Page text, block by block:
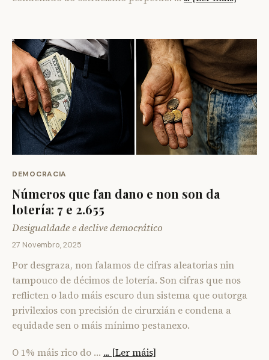
DEMOCRACIA
Números que fan dano e non son da
lotería: 7 e 2.655
Desigualdade e declive democrático
27 Novembro, 2025
Por desgraza, non falamos de cifras aleatorias nin
tampouco de décimos de lotería. Son cifras que nos
reflicten o lado máis escuro dun sistema que outorga
privilexios con precisión de cirurxián e condena a
equidade sen o máis mínimo pestanexo.
O 1% máis rico do … ... [Ler máis]